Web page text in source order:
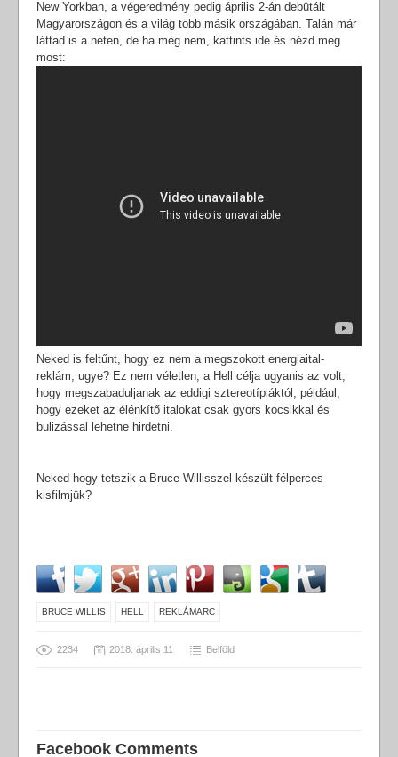
New Yorkban, a végeredmény pedig április 2-án debütált
Magyarországon és a világ több másik országában. Talán már
láttad is a neten, de ha még nem, kattints ide és nézd meg
most:
Neked is feltűnt, hogy ez nem a megszokott energiaital-
reklám, ugye? Ez nem véletlen, a Hell célja ugyanis az volt,
hogy megszabaduljanak az eddigi sztereotípiáktól, például,
hogy ezeket az élénkítő italokat csak gyors kocsikkal és
bulizással lehetne hirdetni.
Neked hogy tetszik a Bruce Willisszel készült félperces
kisfilmjük?
BRUCE WILLIS HELL REKLÁMARC
2234 2018. április 11 Belföld
Facebook Comments